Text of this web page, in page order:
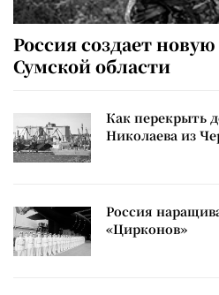
Россия создает
Сумской области
Как перекрыть
Николаева из
Россия
«Цирконов»